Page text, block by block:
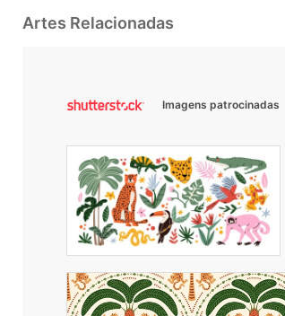
Artes Relacionadas
Imagens patrocinadas